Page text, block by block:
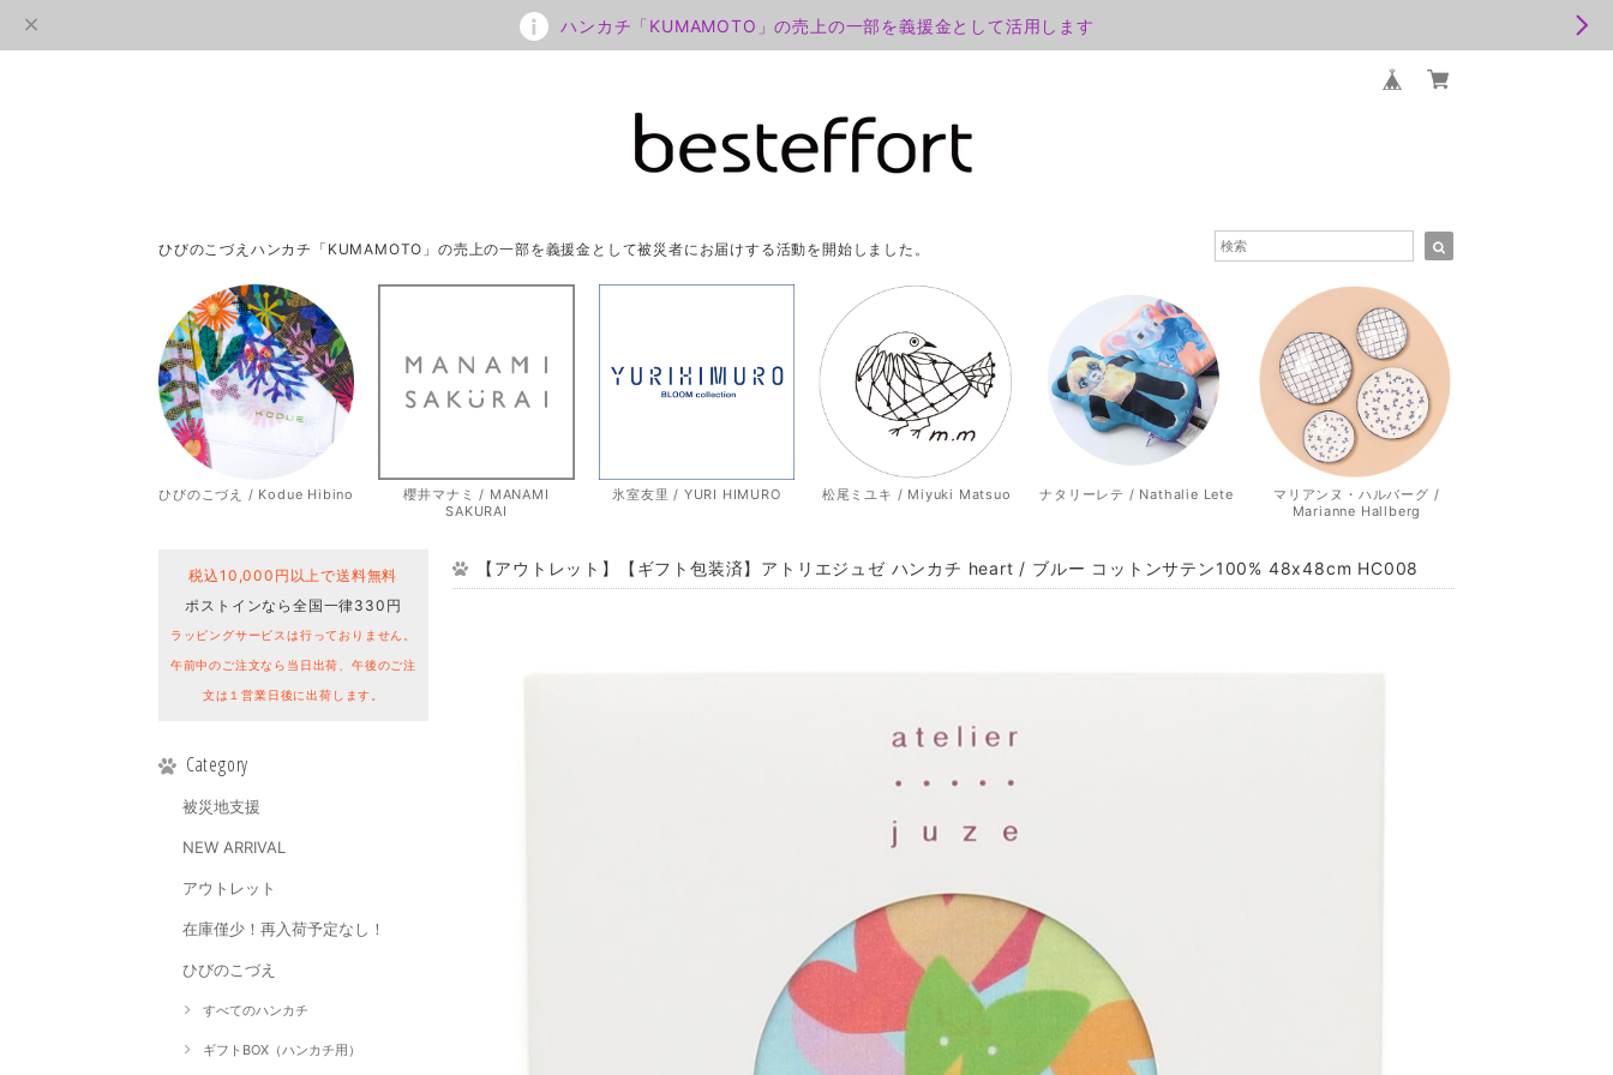
ハンカチ「KUMAMOTO」の売上の一部を義援金として活用します
ひびのこづえハンカチ「KUMAMOTO」の売上の一部を義援金として被災者にお届けする活動を開始しました。
ひびのこづえ / Kodue Hibino
櫻井マナミ / MANAMI
SAKURAI
氷室友里 / YURI HIMURO 松尾ミユキ / Miyuki Matsuo ナタリーレテ / Nathalie Lete
マリアンヌ・ハルバーグ /
Marianne Hallberg
税込10,000円以上で送料無料
ポストインなら全国一律330円
ラッピングサービスは行っておりません。
午前中のご注文なら当日出荷、午後のご注
文は１営業日後に出荷します。
Category
被災地支援
NEW ARRIVAL
アウトレット
在庫僅少！再入荷予定なし！
ひびのこづえ
すべてのハンカチ
ギフトBOX（ハンカチ用）
【アウトレット】【ギフト包装済】アトリエジュゼ ハンカチ heart / ブルー コットンサテン100% 48x48cm HC008